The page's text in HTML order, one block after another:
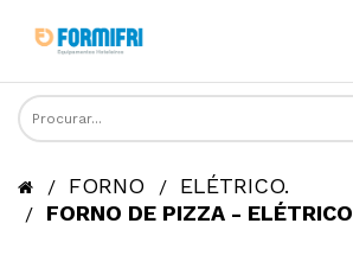
FORNO
ELÉTRICO.
FORNO DE PIZZA - ELÉTRICO